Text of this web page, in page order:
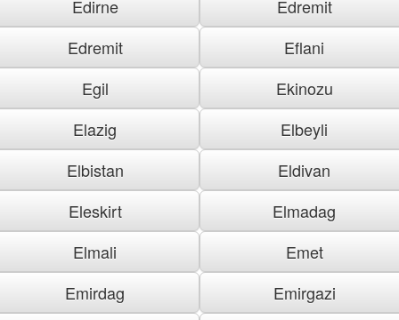
Edirne
Edremit
Edremit
Eflani
Egil
Ekinozu
Elazig
Elbeyli
Elbistan
Eldivan
Eleskirt
Elmadag
Elmali
Emet
Emirdag
Emirgazi